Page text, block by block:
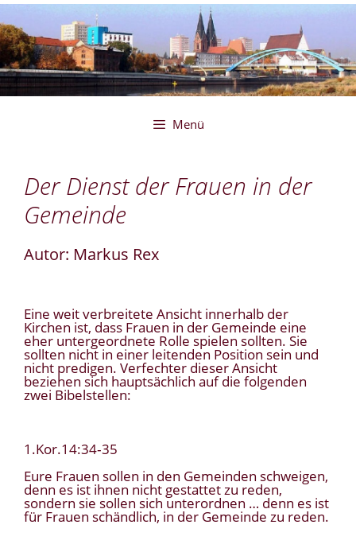
Zum
Inhalt
springen
Menü
Der Dienst der Frauen in der
Gemeinde
Autor: Markus Rex
Eine weit verbreitete Ansicht innerhalb der
Kirchen ist, dass Frauen in der Gemeinde eine
eher untergeordnete Rolle spielen sollten. Sie
sollten nicht in einer leitenden Position sein und
nicht predigen. Verfechter dieser Ansicht
beziehen sich hauptsächlich auf die folgenden
zwei Bibelstellen:
1.Kor.14:34‑35
Eure Frauen sollen in den Gemeinden schweigen,
denn es ist ihnen nicht gestattet zu reden,
sondern sie sollen sich unterordnen … denn es ist
für Frauen schändlich, in der Gemeinde zu reden.